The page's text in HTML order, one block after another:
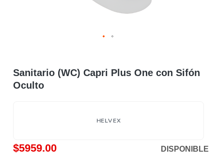
Sanitario (WC) Capri Plus One con Sifón
Oculto
HELVEX
$5959.00
DISPONIBLE